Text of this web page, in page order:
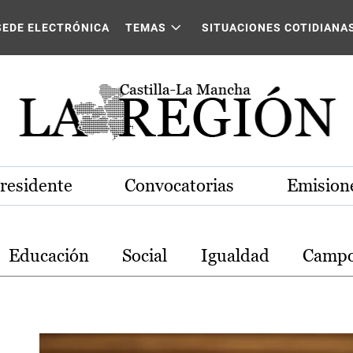
La Mancha
ELECTRÓNICA TEMAS SITUACIONES
Convocatorias
Educación Social Igualdad